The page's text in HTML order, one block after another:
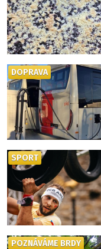
DOPRAVA
SPORT
POZNÁVÁME BRDY